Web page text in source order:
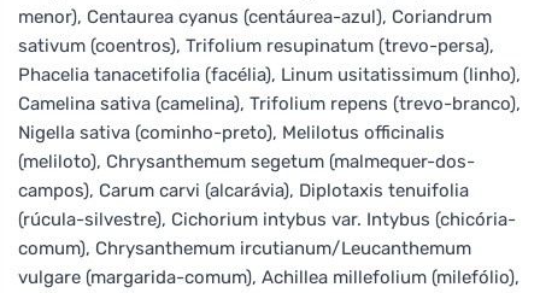
menor), Centaurea cyanus (centáurea-azul), Coriandrum
sativum (coentros), Trifolium resupinatum (trevo-persa),
Phacelia tanacetifolia (facélia), Linum usitatissimum (linho),
Camelina sativa (camelina), Trifolium repens (trevo-branco),
Nigella sativa (cominho-preto), Melilotus officinalis
(meliloto), Chrysanthemum segetum (malmequer-dos-
campos), Carum carvi (alcarávia), Diplotaxis tenuifolia
(rúcula-silvestre), Cichorium intybus var. Intybus (chicória-
comum), Chrysanthemum ircutianum/Leucanthemum
vulgare (margarida-comum), Achillea millefolium (milefólio),